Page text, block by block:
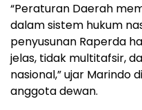
“Peraturan Daerah
dalam sistem hukum
penyusunan Raperda
jelas, tidak multitafsir,
nasional,” ujar Marindo
anggota dewan.